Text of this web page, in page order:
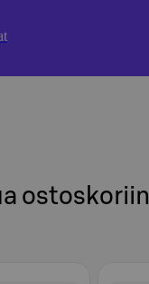
ostoskoriin